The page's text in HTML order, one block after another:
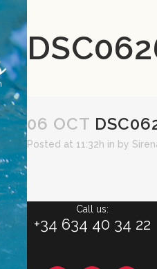
06 OCT
Posted at 11:32h in by
Call us:
+34 634 40 34 22